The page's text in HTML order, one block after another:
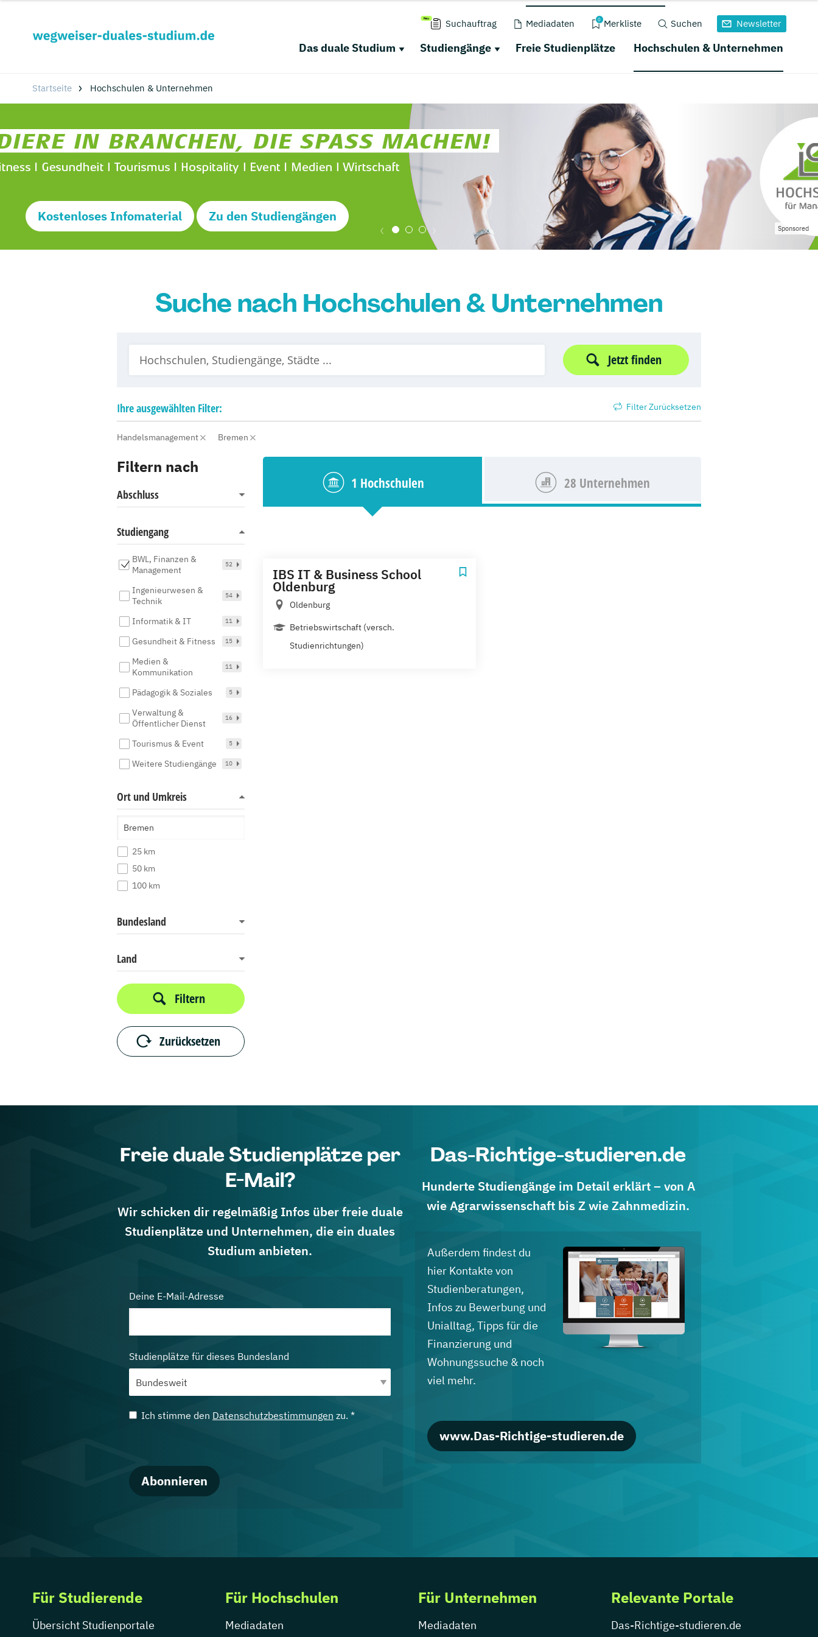
Suchauftrag Mediadaten 0 Merkliste Suchen Newsletter
Das duale Studium Studiengänge Freie Studienplätze Hochschulen & Unternehmen
Startseite Hochschulen & Unternehmen
Kostenloses Infomaterial Zu den Studiengängen
Sponsored
Suche nach Hochschulen & Unternehmen
Jetzt finden
Ihreausgewählten Filter: Filter Zurücksetzen
Handelsmanagement Bremen
Filtern nach
Abschluss
Studiengang
BWL, Finanzen &
Management
52
Ingenieurwesen &
Technik
54
Informatik & IT 11
Gesundheit & Fitness 15
Medien &
Kommunikation
11
Pädagogik & Soziales 5
Verwaltung &
Öffentlicher Dienst
16
Tourismus & Event 5
Weitere Studiengänge 10
Ort und Umkreis
25 km
50 km
100 km
Bundesland
Land
Filtern
Zurücksetzen
1 Hochschulen 28 Unternehmen
IBS IT & Business School
Oldenburg
Oldenburg
Betriebswirtschaft (versch.
Studienrichtungen)
Freie duale Studienplätze per
E-Mail?
Wir schicken dir regelmäßig Infos über freie duale
Studienplätze und Unternehmen, die ein duales
Studium anbieten.
Deine E-Mail-Adresse
Studienplätze für dieses Bundesland
Ich stimme den Datenschutzbestimmungen zu. *
Abonnieren
Das-Richtige-studieren.de
Hunderte Studiengänge im Detail erklärt – von A
wie Agrarwissenschaft bis Z wie Zahnmedizin.
Außerdem findest du
hier Kontakte von
Studienberatungen,
Infos zu Bewerbung und
Unialltag, Tipps für die
Finanzierung und
Wohnungssuche & noch
viel mehr.
www.Das-Richtige-studieren.de
Für Studierende
Übersicht Studienportale
Für Hochschulen
Mediadaten
Für Unternehmen
Mediadaten
Relevante Portale
Das-Richtige-studieren.de